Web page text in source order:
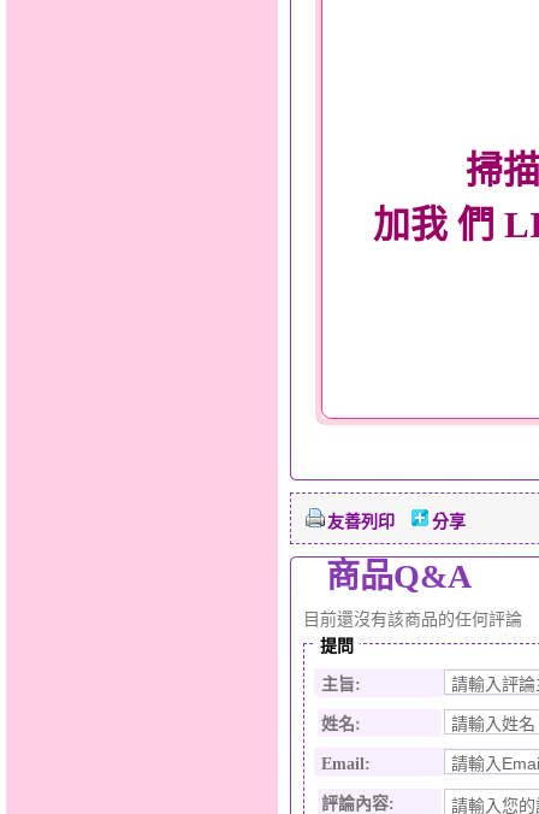
掃
加我 們
友善列印 分享
商品Q&A
目前還沒有該商品的任何評論
提問
主旨:
姓名:
Email:
評論內容: